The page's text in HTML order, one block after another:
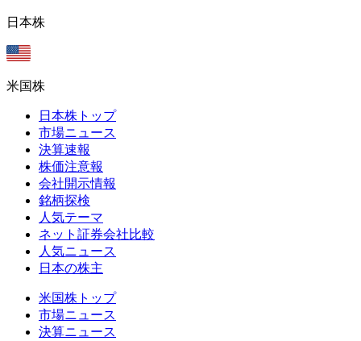
日本株
米国株
日本株トップ
市場ニュース
決算速報
株価注意報
会社開示情報
銘柄探検
人気テーマ
ネット証券会社比較
人気ニュース
日本の株主
米国株トップ
市場ニュース
決算ニュース